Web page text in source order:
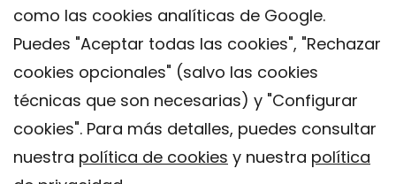
como las cookies analíticas de Google.
Puedes "Aceptar todas las cookies", "Rechazar
cookies opcionales" (salvo las cookies
técnicas que son necesarias) y "Configurar
cookies". Para más detalles, puedes consultar
nuestra política de cookies y nuestra política
Contacto
Política de privacidad